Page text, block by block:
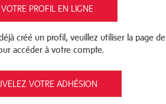
PROFIL EN LIGNE
créé un profil, veuillez utiliser la page de
accéder à votre compte.
VOTRE ADHÉSION